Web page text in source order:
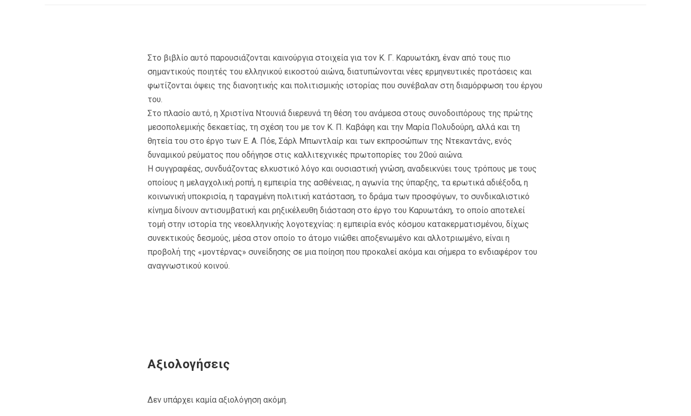
Στο βιβλίο αυτό παρουσιάζονται καινούργια στοιχεία για τον Κ. Γ. Καρυωτάκη, έναν από τους πιο
σημαντικούς ποιητές του ελληνικού εικοστού αιώνα, διατυπώνονται νέες ερμηνευτικές προτάσεις και
φωτίζονται όψεις της διανοητικής και πολιτισμικής ιστορίας που συνέβαλαν στη διαμόρφωση του έργου
του.
Στο πλασίο αυτό, η Χριστίνα Ντουνιά διερευνά τη θέση του ανάμεσα στους συνοδοιπόρους της πρώτης
μεσοπολεμικής δεκαετίας, τη σχέση του με τον Κ. Π. Καβάφη και την Μαρία Πολυδούρη, αλλά και τη
θητεία του στο έργο των Ε. Α. Πόε, Σάρλ Μπωντλαίρ και των εκπροσώπων της Ντεκαντάνς, ενός
δυναμικού ρεύματος που οδήγησε στις καλλιτεχνικές πρωτοπορίες του 20ού αιώνα.
Η συγγραφέας, συνδυάζοντας ελκυστικό λόγο και ουσιαστική γνώση, αναδεικνύει τους τρόπους με τους
οποίους η μελαγχολική ροπή, η εμπειρία της ασθένειας, η αγωνία της ύπαρξης, τα ερωτικά αδιέξοδα, η
κοινωνική υποκρισία, η ταραγμένη πολιτική κατάσταση, το δράμα των προσφύγων, το συνδικαλιστικό
κίνημα δίνουν αντισυμβατική και ρηξικέλευθη διάσταση στο έργο του Καρυωτάκη, το οποίο αποτελεί
τομή στην ιστορία της νεοελληνικής λογοτεχνίας: η εμπειρία ενός κόσμου κατακερματισμένου, δίχως
συνεκτικούς δεσμούς, μέσα στον οποίο το άτομο νιώθει αποξενωμένο και αλλοτριωμένο, είναι η
προβολή της «μοντέρνας» συνείδησης σε μια ποίηση που προκαλεί ακόμα και σήμερα το ενδιαφέρον του
αναγνωστικού κοινού.
Αξιολογήσεις
Δεν υπάρχει καμία αξιολόγηση ακόμη.